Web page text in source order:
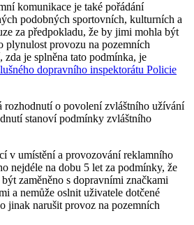
komunikace je také pořádání
podobných sportovních, kulturních a
za předpokladu, že by jimi mohla být
plynulost provozu na pozemních
je splněna tato podmínka, je
dopravního inspektorátu Policie
rozhodnutí o povolení zvláštního užívání
stanoví podmínky zvláštního
v umístění a provozování reklamního
nejdéle na dobu 5 let za podmínky, že
zaměněno s dopravními značkami
a nemůže oslnit uživatele dotčené
jinak narušit provoz na pozemních